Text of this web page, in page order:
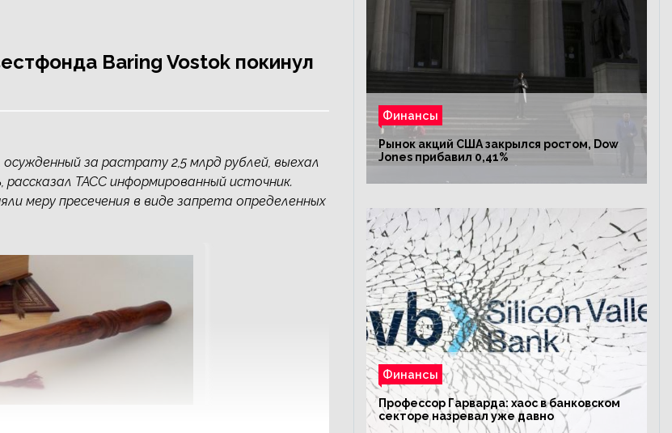
Baring Vostok покинул
за растрату 2,5 млрд рублей, выехал
рассказал ТАСС информированный источник.
меру пресечения в виде запрета определенных
Финансы
Рынок акций США закрылся ростом, Dow
Jones прибавил 0,41%
Финансы
Профессор Гарварда: хаос в банковском
секторе назревал уже давно